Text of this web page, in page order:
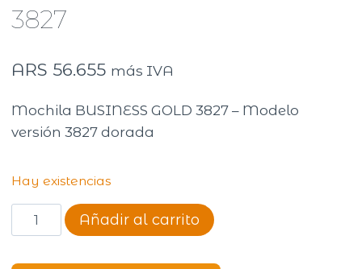
3827
ARS 56.655 más IVA
Mochila BUSINESS GOLD 3827 – Modelo
versión 3827 dorada
Hay existencias
MOCHILA
BUSINESS
Añadir al carrito